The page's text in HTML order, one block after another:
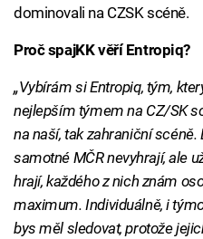
dominovali na CZSK scéně.
Proč spajKK věří Entropiq?
„Vybírám si Entropiq, tým,
nejlepším týmem na CZ/SK
na naší, tak zahraniční scéně.
samotné MČR nevyhrají, ale
hrají, každého z nich znám
maximum. Individuálně, i
bys měl sledovat, protože